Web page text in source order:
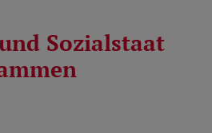
Sozialstaat